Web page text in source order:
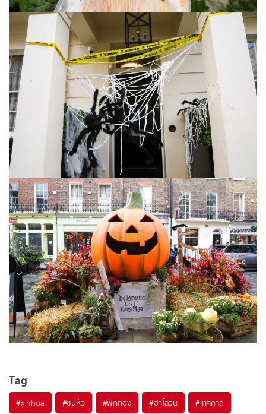
Tag
#xinhua #ซินหัว #ฟักทอง #ฮาโลวีน #เทศกาล